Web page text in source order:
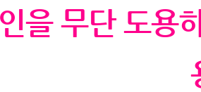
을 무단 도용